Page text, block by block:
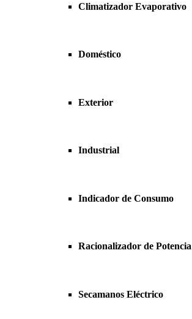
Climatizador Evaporativo
Doméstico
Exterior
Industrial
Indicador de Consumo
Racionalizador de Potencia
Secamanos Eléctrico